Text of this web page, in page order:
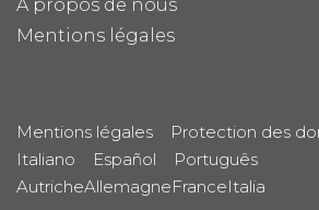
À propos de nous
Mentions légales
Mentions légales Protection des
Italiano
Español
Português
AutricheAllemagneFranceItalia